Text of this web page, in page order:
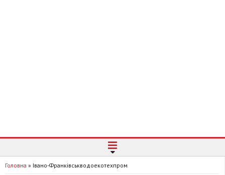
Головна » Івано-Франківськводоекотехпром